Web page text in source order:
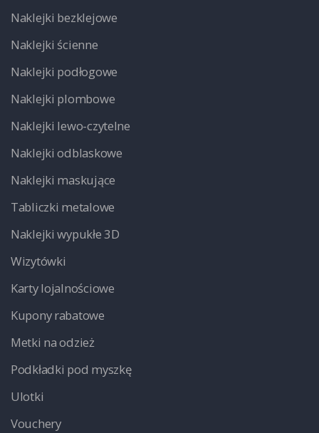
Naklejki bezklejowe
Naklejki ścienne
Naklejki podłogowe
Naklejki plombowe
Naklejki lewo-czytelne
Naklejki odblaskowe
Naklejki maskujące
Tabliczki metalowe
Naklejki wypukłe 3D
Wizytówki
Karty lojalnościowe
Kupony rabatowe
Metki na odzież
Podkładki pod myszkę
Ulotki
Vouchery